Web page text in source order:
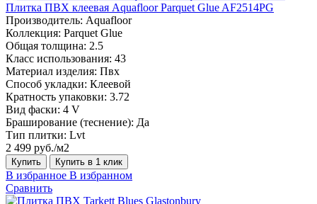
Плитка ПВХ клеевая Aquafloor Parquet Glue AF2514PG
Производитель: Aquafloor
Коллекция: Parquet Glue
Общая толщина: 2.5
Класс использования: 43
Материал изделия: Пвх
Способ укладки: Клеевой
Кратность упаковки: 3.72
Вид фаски: 4 V
Браширование (теснение): Да
Тип плитки: Lvt
2 499 руб./м2
Купить Купить в 1 клик
В избранное В избранном
Сравнить